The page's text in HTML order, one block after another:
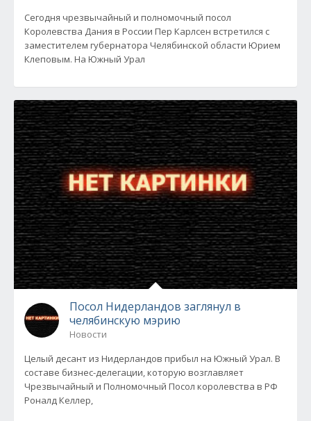
Сегодня чрезвычайный и полномочный посол
Королевства Дания в России Пер Карлсен встретился с
заместителем губернатора Челябинской области Юрием
Клеповым. На Южный Урал
Посол Нидерландов заглянул в
челябинскую мэрию
Новости
Целый десант из Нидерландов прибыл на Южный Урал. В
составе бизнес-делегации, которую возглавляет
Чрезвычайный и Полномочный Посол королевства в РФ
Роналд Келлер,